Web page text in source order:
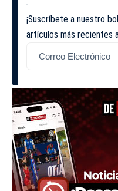
¡Suscríbete a nuestro
artículos más recientes